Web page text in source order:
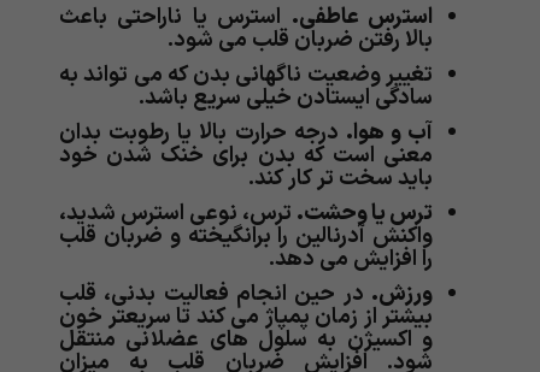
استرس عاطفی. استرس یا ناراحتی باعث
بالا رفتن ضربان قلب می شود.
تغییر وضعیت ناگهانی بدن که می تواند به
سادگی ایستادن خیلی سریع باشد.
آب و هوا. درجه حرارت بالا یا رطوبت بدان
معنی است که بدن برای خنک شدن خود
باید سخت تر کار کند.
ترس یا وحشت. ترس، نوعی استرس شدید،
واکنش آدرنالین را برانگیخته و ضربان قلب
را افزایش می دهد.
ورزش. در حین انجام فعالیت بدنی، قلب
بیشتر از زمان پمپاژ می کند تا سریعتر خون
و اکسیژن به سلول های عضلانی منتقل
شود. افزایش ضربان قلب به میزان